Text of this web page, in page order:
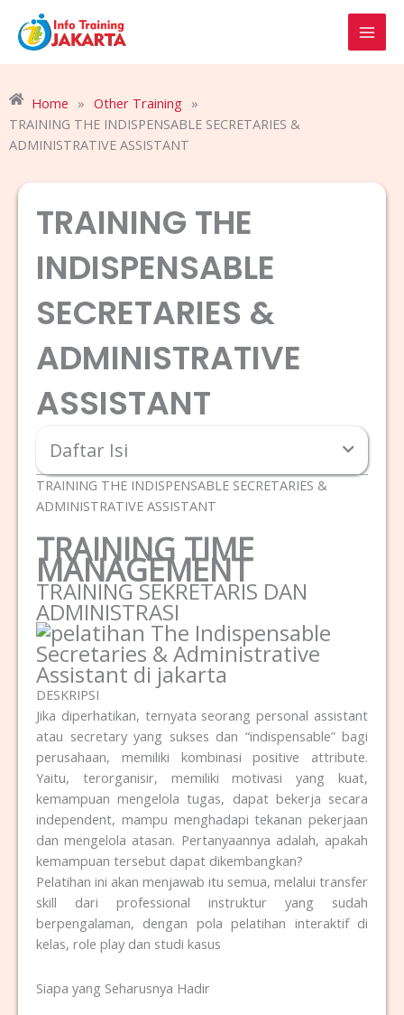
content
Home » Other Training »
TRAINING THE INDISPENSABLE SECRETARIES &
ADMINISTRATIVE ASSISTANT
TRAINING THE
INDISPENSABLE
SECRETARIES &
ADMINISTRATIVE
ASSISTANT
Daftar Isi
TRAINING THE INDISPENSABLE SECRETARIES &
ADMINISTRATIVE ASSISTANT
TRAINING TIME
MANAGEMENT
TRAINING SEKRETARIS DAN
ADMINISTRASI
DESKRIPSI
Jika diperhatikan, ternyata seorang personal assistant
atau secretary yang sukses dan “indispensable” bagi
perusahaan, memiliki kombinasi positive attribute.
Yaitu, terorganisir, memiliki motivasi yang kuat,
kemampuan mengelola tugas, dapat bekerja secara
independent, mampu menghadapi tekanan pekerjaan
dan mengelola atasan. Pertanyaannya adalah, apakah
kemampuan tersebut dapat dikembangkan?
Pelatihan ini akan menjawab itu semua, melalui transfer
skill dari professional instruktur yang sudah
berpengalaman, dengan pola pelatihan interaktif di
kelas, role play dan studi kasus
Siapa yang Seharusnya Hadir